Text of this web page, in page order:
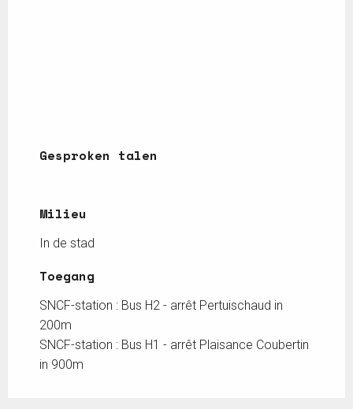
Gesproken talen
Gesproken talen
Milieu
Milieu
In de stad
Toegang
Toegang
SNCF-station : Bus H2 - arrêt Pertuischaud in
200m
SNCF-station : Bus H1 - arrêt Plaisance Coubertin
in 900m